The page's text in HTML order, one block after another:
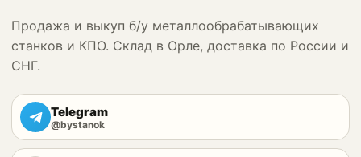
Продажа и выкуп б/у металлообрабатывающих
станков и КПО. Склад в Орле, доставка по России и
СНГ.
Telegram
@bystanok